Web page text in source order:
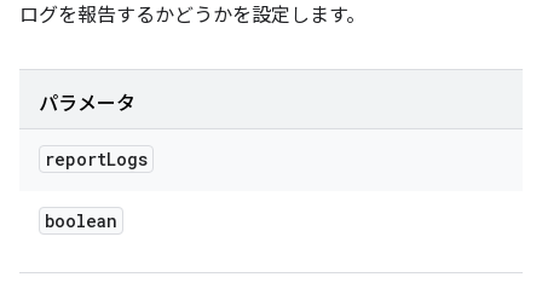
ログを報告するかどうかを設定します。
パラメータ
reportLogs
boolean